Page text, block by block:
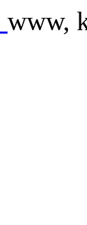
www,